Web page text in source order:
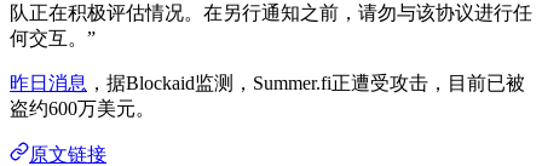
队正在积极评估情况。在另行通知之前，请勿与该协议进行任
何交互。”
昨日消息 ，据Blockaid监测，Summer.fi正遭受攻击，目前已被
盗约600万美元。
原文链接